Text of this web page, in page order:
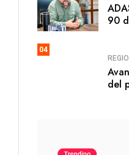
90
04
del